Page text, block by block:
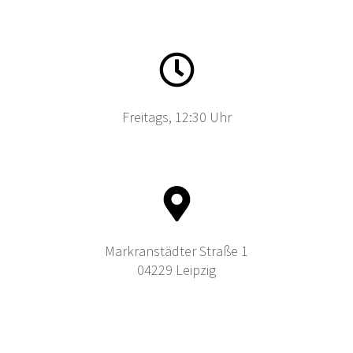
Freitags, 12:30 Uhr
Markranstädter Straße 1
04229 Leipzig